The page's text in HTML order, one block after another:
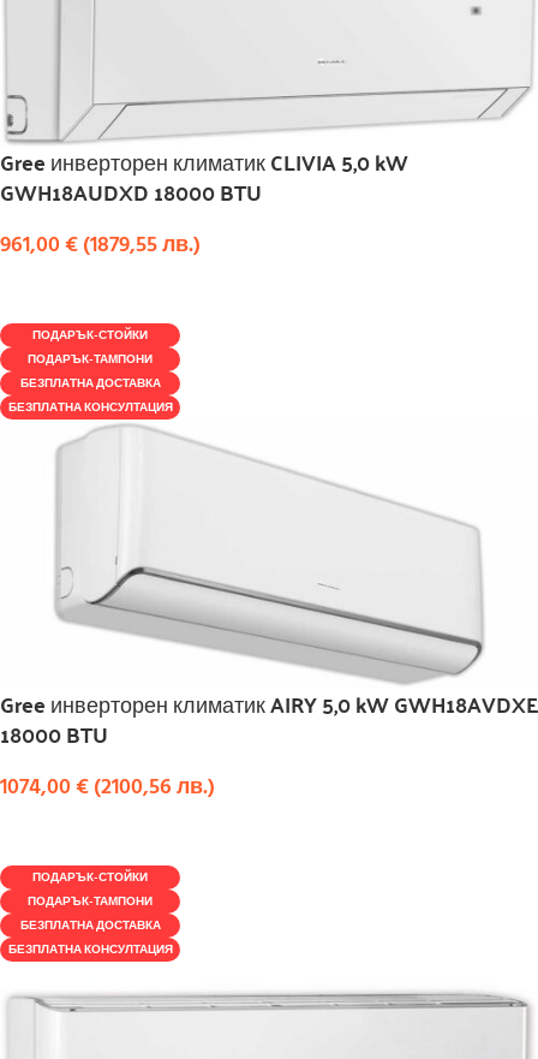
Gree инверторен климатик CLIVIA 5,0 kW
GWH18AUDXD 18000 BTU
961,00€(1879,55лв.)
ПОДАРЪК-СТОЙКИ
ПОДАРЪК-ТАМПОНИ
БЕЗПЛАТНА ДОСТАВКА
БЕЗПЛАТНА КОНСУЛТАЦИЯ
Gree инверторен климатик AIRY 5,0 kW GWH18AVDXE
18000 BTU
1074,00€(2100,56лв.)
ПОДАРЪК-СТОЙКИ
ПОДАРЪК-ТАМПОНИ
БЕЗПЛАТНА ДОСТАВКА
БЕЗПЛАТНА КОНСУЛТАЦИЯ